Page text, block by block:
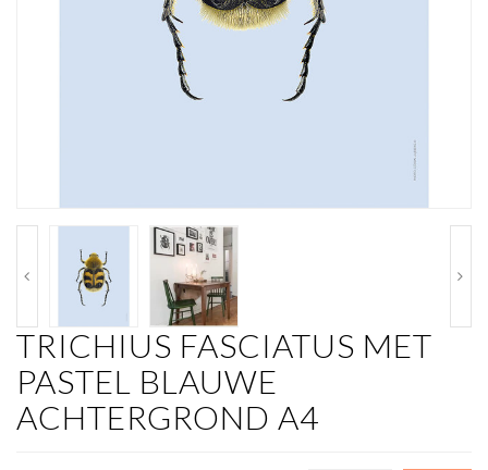
TRICHIUS FASCIATUS MET
PASTEL BLAUWE
ACHTERGROND A4